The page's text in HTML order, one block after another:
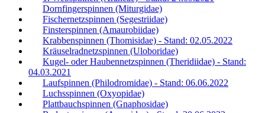
Dornfingerspinnen (Miturgidae)
Fischernetzspinnen (Segestriidae)
Finsterspinnen (Amaurobiidae)
Krabbenspinnen (Thomisidae) - Stand: 02.05.2022
Kräuselradnetzspinnen (Uloboridae)
Kugel- oder Haubennetzspinnen (Theridiidae) - Stand:
04.03.2021
Laufspinnen (Philodromidae) - Stand: 06.06.2022
Luchsspinnen (Oxyopidae)
Plattbauchspinnen (Gnaphosidae)